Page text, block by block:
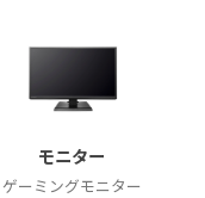
モニター
ゲーミングモニター